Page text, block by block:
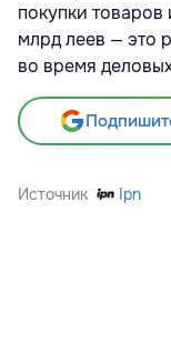
покупки товаров
млрд леев — это
во время
Источник Ipn